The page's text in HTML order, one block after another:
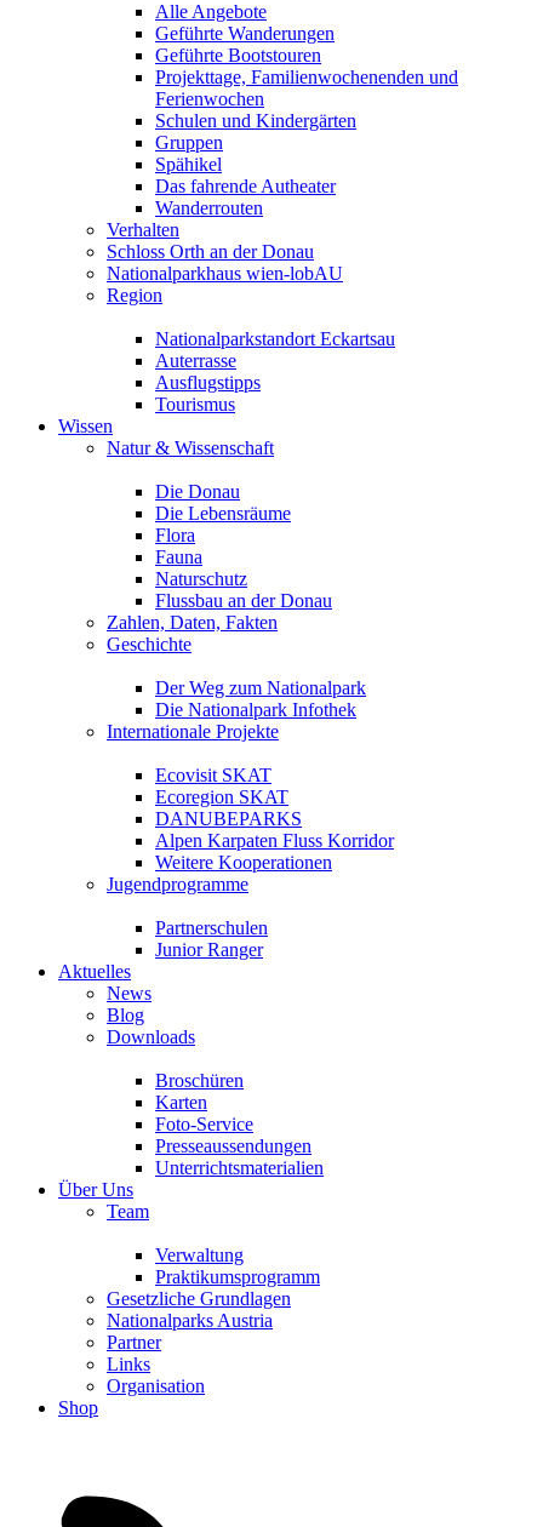
Alle Angebote
Geführte Wanderungen
Geführte Bootstouren
Projekttage, Familienwochenenden und
Ferienwochen
Schulen und Kindergärten
Gruppen
Spähikel
Das fahrende Autheater
Wanderrouten
Verhalten
Schloss Orth an der Donau
Nationalparkhaus wien-lobAU
Region
Nationalparkstandort Eckartsau
Auterrasse
Ausflugstipps
Tourismus
Wissen
Natur & Wissenschaft
Die Donau
Die Lebensräume
Flora
Fauna
Naturschutz
Flussbau an der Donau
Zahlen, Daten, Fakten
Geschichte
Der Weg zum Nationalpark
Die Nationalpark Infothek
Internationale Projekte
Ecovisit SKAT
Ecoregion SKAT
DANUBEPARKS
Alpen Karpaten Fluss Korridor
Weitere Kooperationen
Jugendprogramme
Partnerschulen
Junior Ranger
Aktuelles
News
Blog
Downloads
Broschüren
Karten
Foto-Service
Presseaussendungen
Unterrichtsmaterialien
Über Uns
Team
Verwaltung
Praktikumsprogramm
Gesetzliche Grundlagen
Nationalparks Austria
Partner
Links
Organisation
Shop